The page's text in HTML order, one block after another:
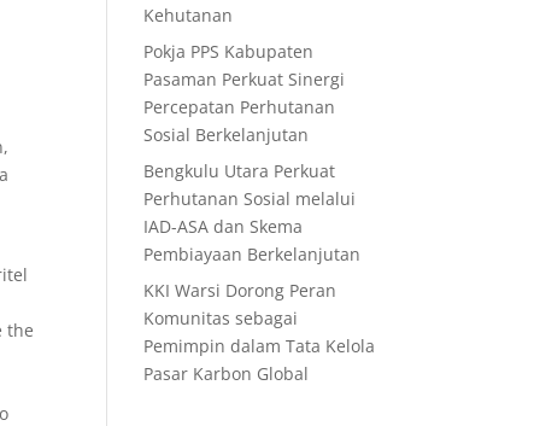
the
Kehutanan
Pokja PPS Kabupaten
Pasaman Perkuat Sinergi
Percepatan Perhutanan
Sosial Berkelanjutan
Bengkulu Utara Perkuat
Perhutanan Sosial melalui
IAD-ASA dan Skema
Pembiayaan Berkelanjutan
KKI Warsi Dorong Peran
Komunitas sebagai
Pemimpin dalam Tata Kelola
Pasar Karbon Global